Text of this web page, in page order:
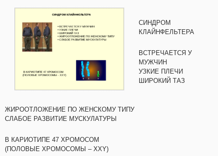
СИНДРОМ
КЛАЙНФЕЛЬТЕРА
ВСТРЕЧАЕТСЯ У
МУЖЧИН
УЗКИЕ ПЛЕЧИ
ШИРОКИЙ ТАЗ
ЖИРООТЛОЖЕНИЕ ПО ЖЕНСКОМУ ТИПУ
СЛАБОЕ РАЗВИТИЕ МУСКУЛАТУРЫ
В КАРИОТИПЕ 47 ХРОМОСОМ
(ПОЛОВЫЕ ХРОМОСОМЫ – XXY)